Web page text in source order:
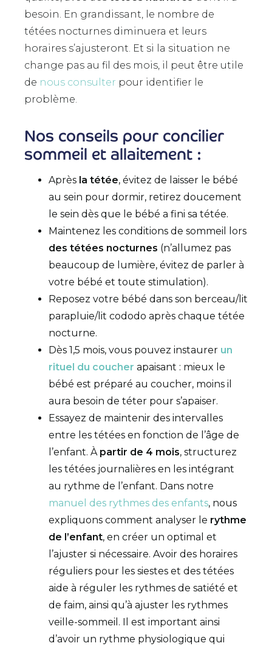
besoin. En grandissant, le nombre de
tétées nocturnes diminuera et leurs
horaires s’ajusteront. Et si la situation ne
change pas au fil des mois, il peut être utile
de nous consulter pour identifier le
problème.
Nos conseils pour concilier
sommeil et allaitement :
Après la tétée, évitez de laisser le bébé
au sein pour dormir, retirez doucement
le sein dès que le bébé a fini sa tétée.
Maintenez les conditions de sommeil lors
des tétées nocturnes (n’allumez pas
beaucoup de lumière, évitez de parler à
votre bébé et toute stimulation).
Reposez votre bébé dans son berceau/lit
parapluie/lit cododo après chaque tétée
nocturne.
Dès 1,5 mois, vous pouvez instaurer un
rituel du coucher apaisant : mieux le
bébé est préparé au coucher, moins il
aura besoin de téter pour s’apaiser.
Essayez de maintenir des intervalles
entre les tétées en fonction de l’âge de
l’enfant. Àpartir de 4 mois, structurez
les tétées journalières en les intégrant
au rythme de l’enfant. Dans notre
manuel des rythmes des enfants, nous
expliquons comment analyser le rythme
de l’enfant, en créer un optimal et
l’ajuster si nécessaire. Avoir des horaires
réguliers pour les siestes et des tétées
aide à réguler les rythmes de satiété et
de faim, ainsi qu’à ajuster les rythmes
veille-sommeil. Il est important ainsi
d’avoir un rythme physiologique qui